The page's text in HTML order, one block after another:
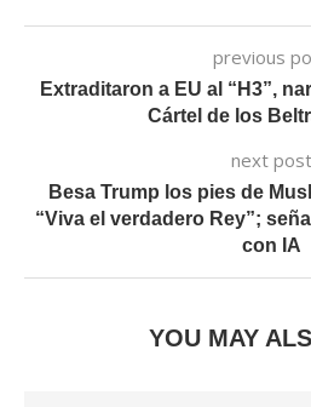
previous
Extraditaron a EU al “H3”,
Cártel de los
next post
Besa Trump los pies de
“Viva el verdadero Rey”;
con IA
YOU MAY